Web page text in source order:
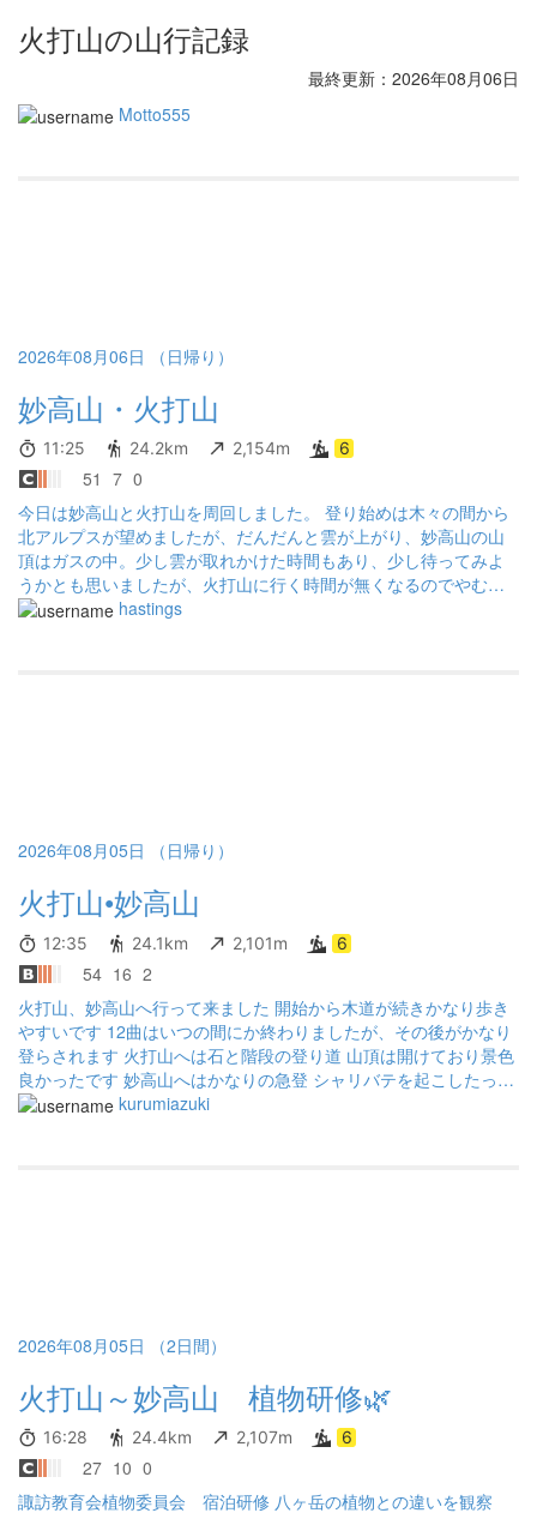
火打山の山行記録
最終更新：2026年08月06日
Motto555
2026年08月06日 （日帰り）
妙高山・火打山
11:25 24.2km 2,154m 6
51 7 0
今日は妙高山と火打山を周回しました。 登り始めは木々の間から
北アルプスが望めましたが、だんだんと雲が上がり、妙高山の山
頂はガスの中。少し雲が取れかけた時間もあり、少し待ってみよ
うかとも思いましたが、火打山に行く時間が無くなるのでやむな
く移動。黒沢池ヒュッテから妙高山までの往復は道の狭さとアッ
hastings
2026年08月05日 （日帰り）
火打山•妙高山
12:35 24.1km 2,101m 6
54 16 2
火打山、妙高山へ行って来ました 開始から木道が続きかなり歩き
やすいです 12曲はいつの間にか終わりましたが、その後がかなり
登らされます 火打山へは石と階段の登り道 山頂は開けており景色
良かったです 妙高山へはかなりの急登 シャリバテを起こしたっぽ
く登るのにかなり時間かかりました 山頂は雲かかってましたが火
kurumiazuki
2026年08月05日 （2日間）
火打山～妙高山 植物研修🌿
16:28 24.4km 2,107m 6
27 10 0
諏訪教育会植物委員会 宿泊研修 八ヶ岳の植物との違いを観察